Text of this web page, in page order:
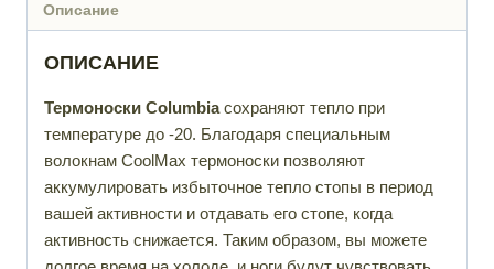
Описание
ОПИСАНИЕ
Термоноски Columbiaсохраняют тепло при
температуре до -20. Благодаря специальным
волокнам CoolMax термоноски позволяют
аккумулировать избыточное тепло стопы в период
вашей активности и отдавать его стопе, когда
активность снижается. Таким образом, вы можете